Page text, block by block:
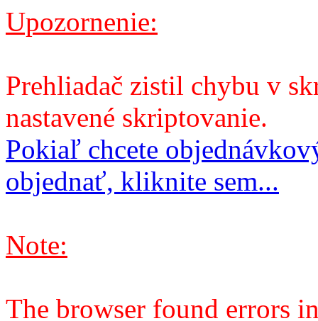
Upozornenie:
Prehliadač zistil chybu v
nastavené skriptovanie.
Pokiaľ chcete
objednať, kliknite sem...
Note:
The browser found errors